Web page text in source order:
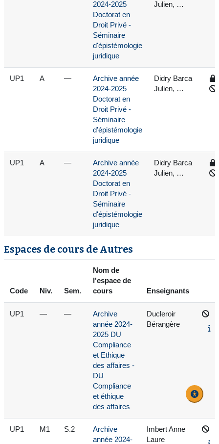
2024-2025
Doctorat en
Droit Privé -
Séminaire
d'épistémologie
juridique
Julien, …
UP1 A —
Archive année
2024-2025
Doctorat en
Droit Privé -
Séminaire
d'épistémologie
juridique
Didry Barca
Julien, …
UP1 A —
Archive année
2024-2025
Doctorat en
Droit Privé -
Séminaire
d'épistémologie
juridique
Didry Barca
Julien, …
Espaces de cours de Autres
Code Niv. Sem.
Nom de
l'espace de
cours
Enseignants
UP1 — —
Archive
année 2024-
2025 DU
Compliance
et Ethique
des affaires -
DU
Compliance
et éthique
des affaires
Ducleroir
Bérangère
UP1 M1 S.2
Archive
année 2024-
Imbert Anne
Laure